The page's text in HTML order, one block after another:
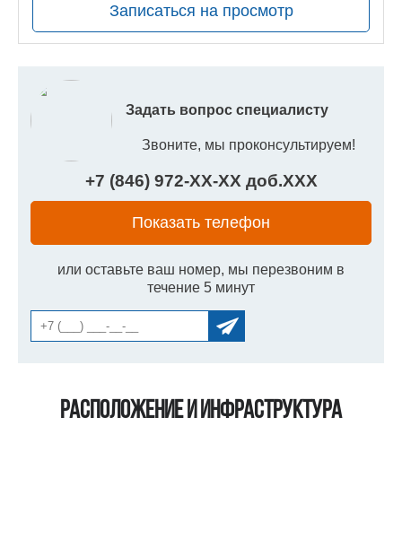
Записаться на просмотр
Задать вопрос специалисту
Звоните, мы проконсультируем!
+7 (846) 972-XX-XX доб.XXX
Показать телефон
или оставьте ваш номер, мы перезвоним в
течение 5 минут
Расположение и инфраструктура